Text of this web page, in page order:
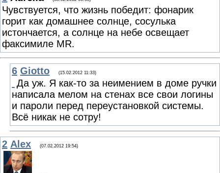
Чувствуется, что жизнь победит: фонарик
горит как домашнее солнце, сосулька
истончается, а солнце на небе освещает
факсимиле MR.
6 Giotto (15.02.2012 11:33)
Да уж. Я как-то за неимением в доме ручки
написала мелом на стенах все свои логины
и пароли перед переустановкой системы.
Всё никак не сотру!
2 Alex (07.02.2012 19:54)